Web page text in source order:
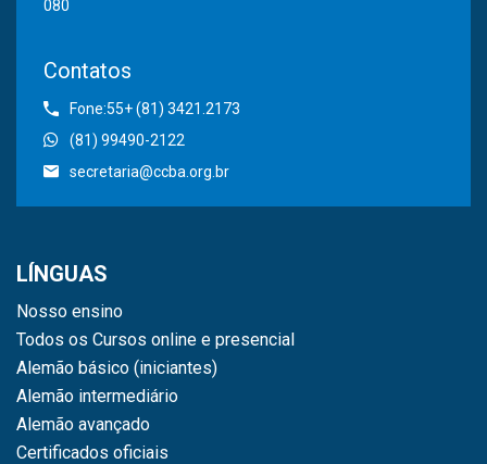
080
Contatos
Fone:55+ (81) 3421.2173
(81) 99490-2122
secretaria@ccba.org.br
LÍNGUAS
Nosso ensino
Todos os Cursos online e presencial
Alemão básico (iniciantes)
Alemão intermediário
Alemão avançado
Certificados oficiais